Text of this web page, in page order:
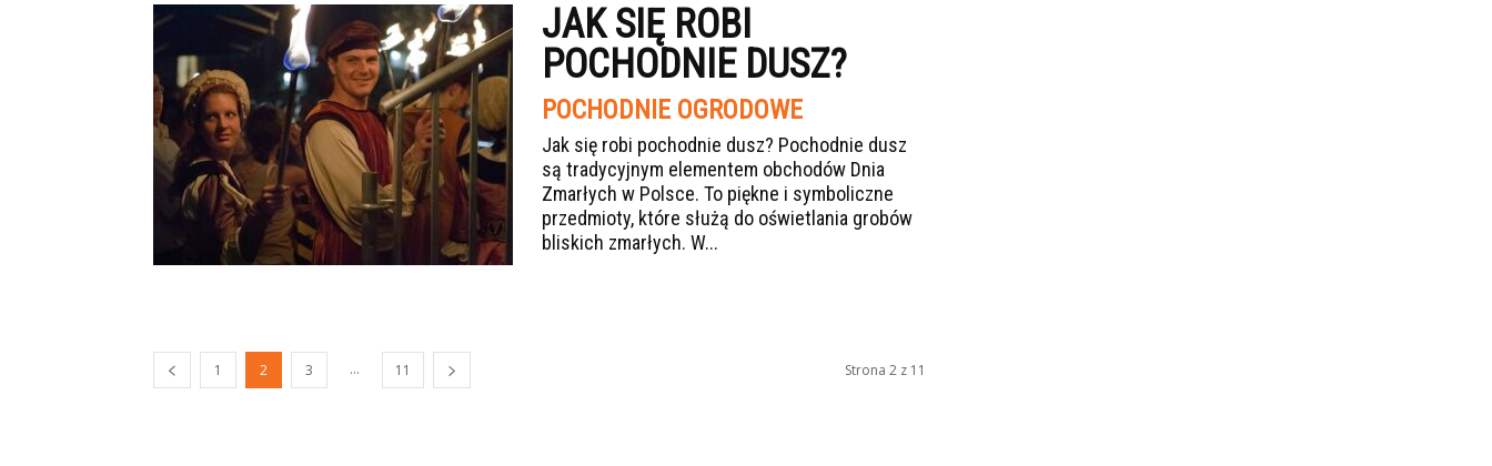
JAK SIĘ ROBI
POCHODNIE DUSZ?
POCHODNIE OGRODOWE
Jak się robi pochodnie dusz? Pochodnie dusz
są tradycyjnym elementem obchodów Dnia
Zmarłych w Polsce. To piękne i symboliczne
przedmioty, które służą do oświetlania grobów
bliskich zmarłych. W...
1 2 3 ... 11 Strona 2 z 11